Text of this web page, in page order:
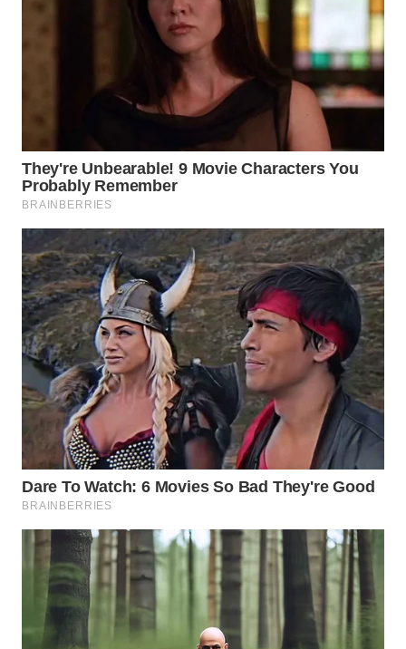
SOLO
WN
WN
MADURA
WN
SURABAYA
WN
NATUNA
WN
BINTAN
WN
MANDALIKA
WN
LIKUPANG